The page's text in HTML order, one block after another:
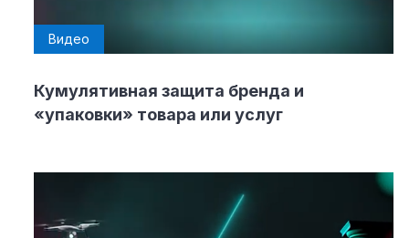
Видео
Кумулятивная защита бренда и
«упаковки» товара или услуг